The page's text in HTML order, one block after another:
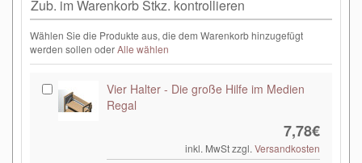
Zub. im Warenkorb Stkz. kontrollieren
Wählen Sie die Produkte aus, die dem Warenkorb hinzugefügt
werden sollen oderAlle wählen
Vier Halter - Die große Hilfe im Medien
Regal
7,78€
inkl. MwSt zzgl.Versandkosten